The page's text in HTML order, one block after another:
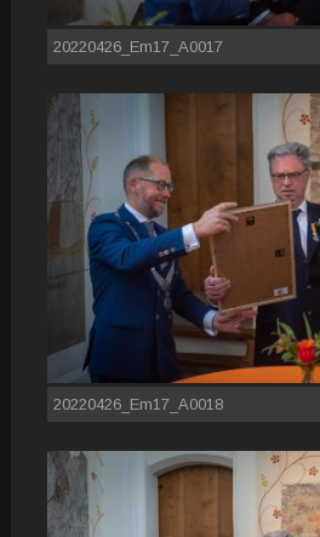
20220426_Em17_A0017
20220426_Em17_A0018